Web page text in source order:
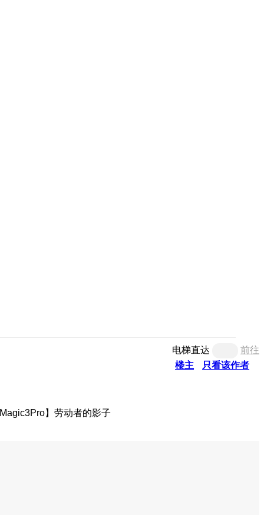
电梯直达
前往
楼主
只看该作者